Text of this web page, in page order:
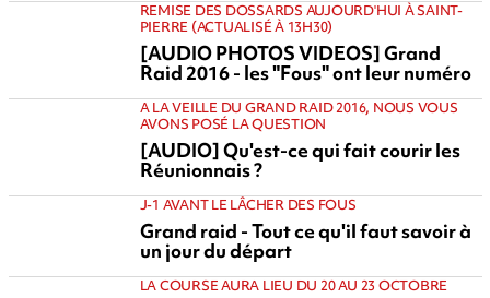
REMISE DES DOSSARDS AUJOURD'HUI À SAINT-
PIERRE (ACTUALISÉ À 13H30)
[AUDIO PHOTOS VIDEOS] Grand
Raid 2016 - les "Fous" ont leur numéro
A LA VEILLE DU GRAND RAID 2016, NOUS VOUS
AVONS POSÉ LA QUESTION
[AUDIO] Qu'est-ce qui fait courir les
Réunionnais ?
J-1 AVANT LE LÂCHER DES FOUS
Grand raid - Tout ce qu'il faut savoir à
un jour du départ
LA COURSE AURA LIEU DU 20 AU 23 OCTOBRE